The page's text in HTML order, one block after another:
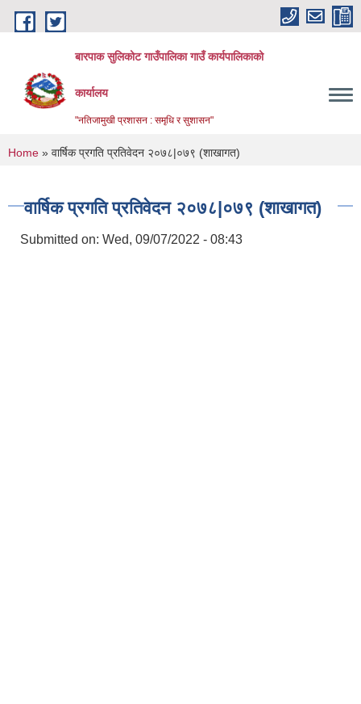
Skip to main content
बारपाक सुलिकोट गाउँपालिका गाउँ कार्यपालिकाको
कार्यालय
"नतिजामुखी प्रशासन : समृधि र सुशासन"
You are here
Home » वार्षिक प्रगति प्रतिवेदन २०७८|०७९ (शाखागत)
वार्षिक प्रगति प्रतिवेदन २०७८|०७९ (शाखागत)
Submitted on: Wed, 09/07/2022 - 08:43